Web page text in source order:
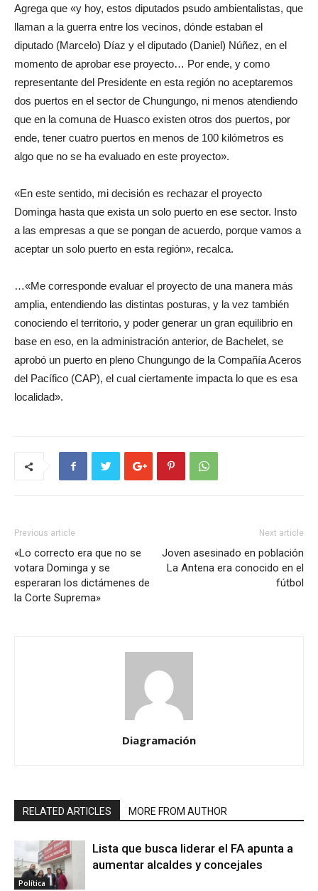
Agrega que «y hoy, estos diputados psudo ambientalistas, que
llaman a la guerra entre los vecinos, dónde estaban el
diputado (Marcelo) Díaz y el diputado (Daniel) Núñez, en el
momento de aprobar ese proyecto… Por ende, y como
representante del Presidente en esta región no aceptaremos
dos puertos en el sector de Chungungo, ni menos atendiendo
que en la comuna de Huasco existen otros dos puertos, por
ende, tener cuatro puertos en menos de 100 kilómetros es
algo que no se ha evaluado en este proyecto».
«En este sentido, mi decisión es rechazar el proyecto
Dominga hasta que exista un solo puerto en ese sector. Insto
a las empresas a que se pongan de acuerdo, porque vamos a
aceptar un solo puerto en esta región», recalca.
…«Me corresponde evaluar el proyecto de una manera más
amplia, entendiendo las distintas posturas, y la vez también
conociendo el territorio, y poder generar un gran equilibrio en
base en eso, en la administración anterior, de Bachelet, se
aprobó un puerto en pleno Chungungo de la Compañía Aceros
del Pacífico (CAP), el cual ciertamente impacta lo que es esa
localidad».
Previous article
«Lo correcto era que no se
votara Dominga y se
esperaran los dictámenes de
la Corte Suprema»
Next article
Joven asesinado en población
La Antena era conocido en el
fútbol
Diagramación
RELATED ARTICLES MORE FROM AUTHOR
Política
Lista que busca liderar el FA apunta a
aumentar alcaldes y concejales